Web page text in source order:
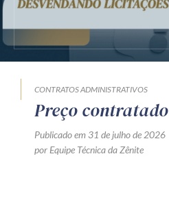
CONTRATOS ADMINISTRATIVOS
Preço contratado
Publicado em 31 de julho de 2026
por Equipe Técnica da Zênite